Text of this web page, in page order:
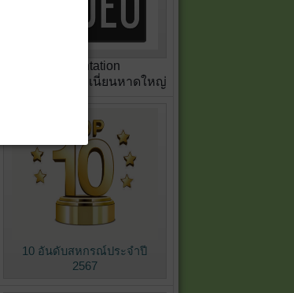
Presentation
สหกรณ์เครดิตยูเนี่ยนหาดใหญ่
10 อันดับสหกรณ์ประจำปี
2567